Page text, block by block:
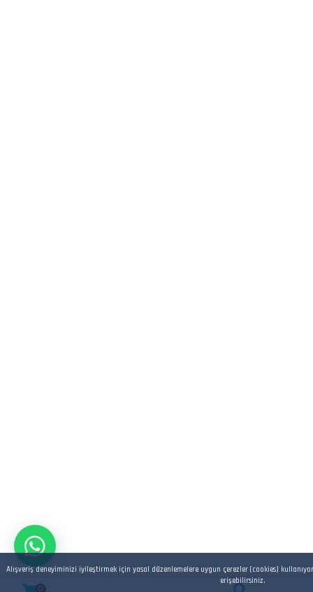
0
Alışveriş deneyiminizi iyileştirmek için yasal düzenlemelere uygun çerezler (cookies)
erişebilirsiniz.